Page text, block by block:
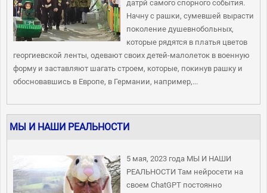
датрй самого спорного события.
Начну с рашки, сумевшей вырасти
поколение душевнобольных,
которые рядятся в платья цветов
георгиевской ленты, одевают своих детей-малолеток в военную
форму и заставляют шагать строем, которые, покинув рашку и
обосновавшись в Европе, в Германии, например,...
МЫ И НАШИ РЕАЛЬНОСТИ
5 мая, 2023 года МЫ И НАШИ
РЕАЛЬНОСТИ Там нейросети на
своем ChatGPT постоянно